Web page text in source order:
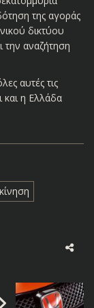
της αγοράς
δικτύου
την αναζήτηση
αυτές τις
και η Ελλάδα